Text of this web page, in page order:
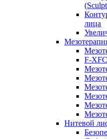
лица
F-
Нитевой